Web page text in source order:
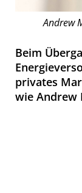
Andrew
Beim
privates
wie Andrew